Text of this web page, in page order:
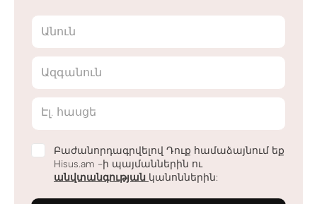
Անուն
Ազգանուն
Էլ. հասցե
Բաժանորդագրվելով Դուք համաձայնում եք
Hisus.am -ի պայմաններին ու
անվտանգության կանոններին: